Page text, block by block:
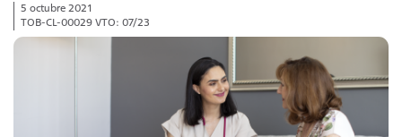
5 octubre 2021
TOB-CL-00029 VTO: 07/23